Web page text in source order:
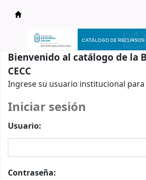
Catálogo en línea
Bienvenido al catálogo de la
CECC
Ingrese su usuario institucional para
Iniciar sesión
Usuario:
Contraseña: